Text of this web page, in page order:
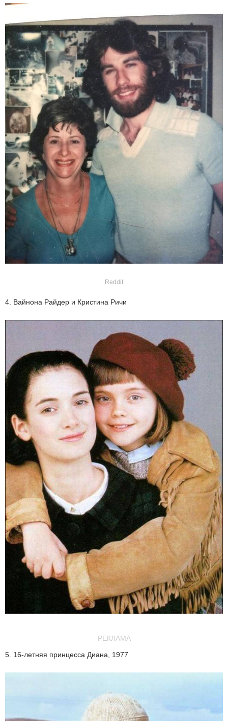
Reddit
4. Вайнона Райдер и Кристина Ричи
РЕКЛАМА
5. 16-летняя принцесса Диана, 1977